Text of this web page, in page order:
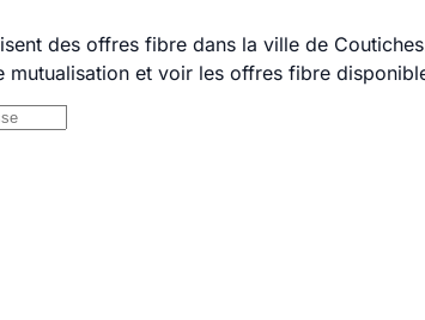
des offres fibre dans la ville de
et voir les offres fibre